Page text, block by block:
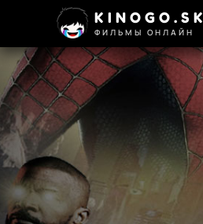
KINOGO.SK
ФИЛЬМЫ ОНЛАЙН